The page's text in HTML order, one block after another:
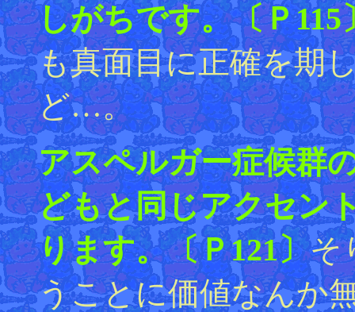
しがちです。〔Ｐ115
も真面目に正確を期
ど…。
アスペルガー症候群
どもと同じアクセン
ります。〔Ｐ121〕そ
うことに価値なんか